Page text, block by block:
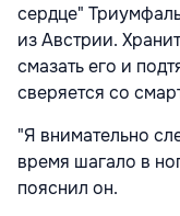
сердце"
из Австрии.
смазать его и
сверяется со
"Я внимательно
время шагало в
пояснил он.